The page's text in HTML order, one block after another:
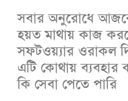
সবার অনুরোধে
হয়ত মাথায় কাজ
সফটওয়্যার ওরাকল
এটি কোথায় ব্যবহার
কি সেবা পেতে পারি